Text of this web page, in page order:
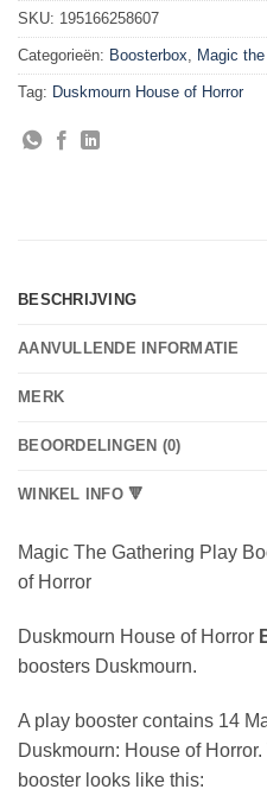
SKU: 195166258607
Categorieën: Boosterbox Magic
Tag: Duskmourn House of Horror
BESCHRIJVING
AANVULLENDE INFORMATIE
MERK
BEOORDELINGEN (0)
WINKEL INFO 🔻
Magic The Gathering Play
of Horror
Duskmourn House of Horror
boosters Duskmourn.
A play booster contains 14
Duskmourn: House of
booster looks like this: